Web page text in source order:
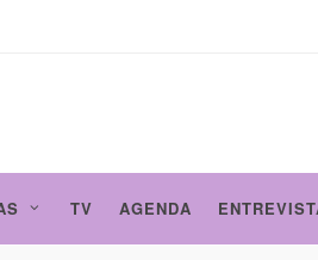
TV AGENDA